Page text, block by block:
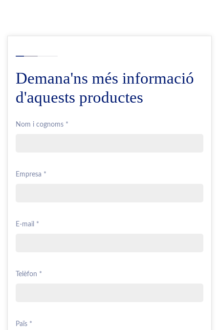
Demana'ns més informació
d'aquests productes
Nom i cognoms *
Empresa *
E-mail *
Telèfon *
Païs *